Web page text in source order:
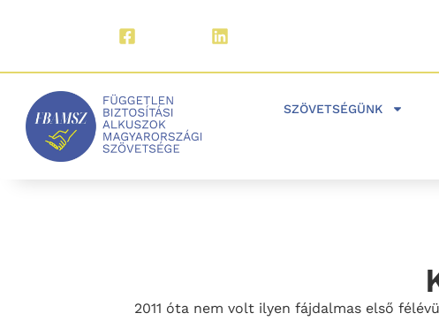
SZÖVETSÉGÜNK
2011 óta nem volt ilyen fájdalmas első